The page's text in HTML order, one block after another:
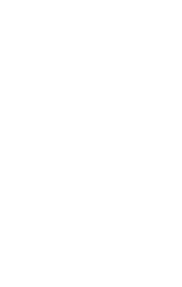
Fenster)Fenster)
in neuem Fenster)
Fenster)Fenster)
Fenster)Fenster)
Fenster)Fenster)
Fenster)Fenster)